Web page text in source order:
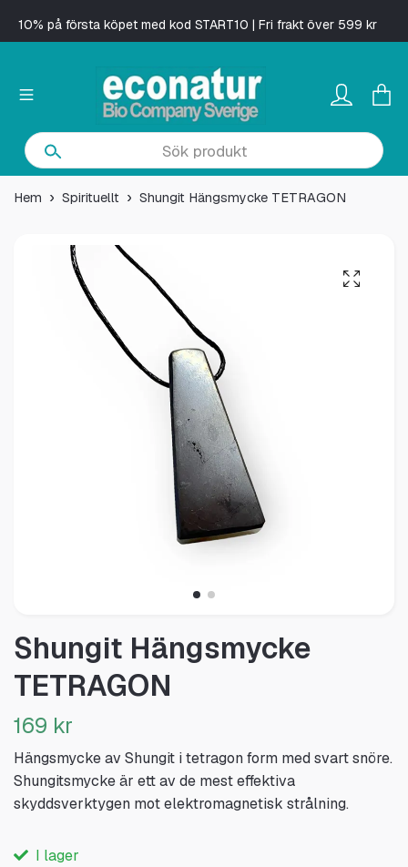
10% på första köpet med kod START10 | Fri frakt över 599 kr
Hem Spirituellt Shungit Hängsmycke TETRAGON
Shungit Hängsmycke
TETRAGON
169 kr
Hängsmycke av Shungit i tetragon form med svart snöre.
Shungitsmycke är ett av de mest effektiva
skyddsverktygen mot elektromagnetisk strålning.
I lager